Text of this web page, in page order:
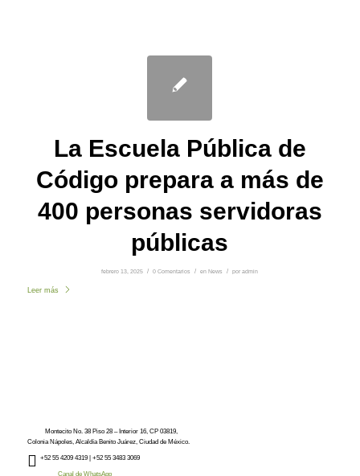
La Escuela Pública de
Código prepara a más de
400 personas servidoras
públicas
febrero 13, 2025 / 0 Comentarios / enNews / poradmin
Leer más
Montecito No. 38 Piso 28 – Interior 16, CP 03819,
Colonia Nápoles, Alcaldía Benito Juárez, Ciudad de México.
+52 55 4209 4319 | +52 55 3483 3069
Canal de WhatsApp